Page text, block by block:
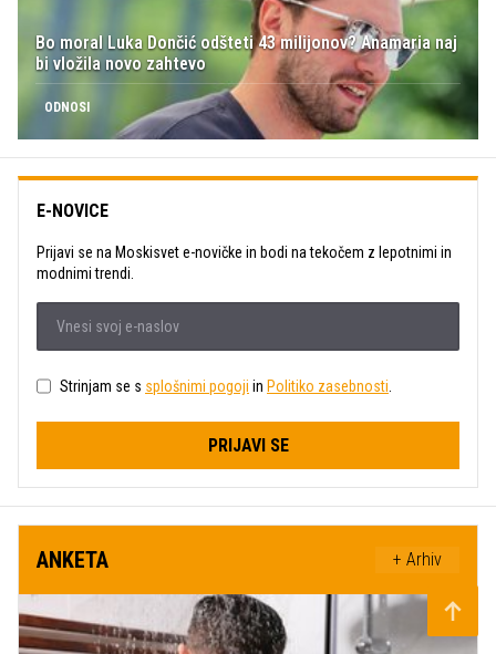
Bo moral Luka Dončić odšteti 43 milijonov? Anamaria naj
bi vložila novo zahtevo
ODNOSI
E-NOVICE
Prijavi se na Moskisvet e-novičke in bodi na tekočem z lepotnimi in
modnimi trendi.
Strinjam se s splošnimi pogoji in Politiko zasebnosti
PRIJAVI SE
ANKETA + Arhiv